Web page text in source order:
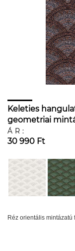
Keleties
geometriai
ÁR:
30 990 Ft
Réz orientális mintázatú